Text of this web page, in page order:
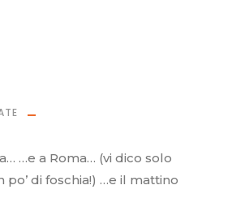
…e a Roma… (vi dico solo
di foschia!) …e il mattino